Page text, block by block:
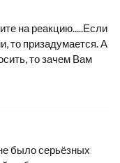
на реакцию.....Если
то призадумается. А
то зачем Вам
было серьёзных